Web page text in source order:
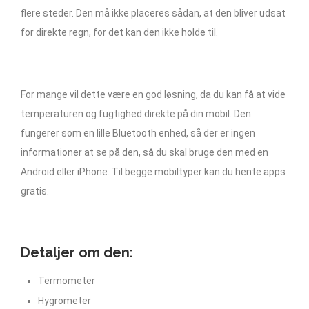
flere steder. Den må ikke placeres sådan, at den bliver udsat
for direkte regn, for det kan den ikke holde til.
For mange vil dette være en god løsning, da du kan få at vide
temperaturen og fugtighed direkte på din mobil. Den
fungerer som en lille Bluetooth enhed, så der er ingen
informationer at se på den, så du skal bruge den med en
Android eller iPhone. Til begge mobiltyper kan du hente apps
gratis.
Detaljer om den:
Termometer
Hygrometer